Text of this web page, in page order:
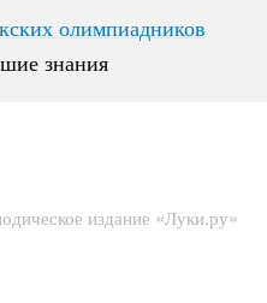
олимпиадников
знания
олимпиадников
знания
издание «Луки.ру»